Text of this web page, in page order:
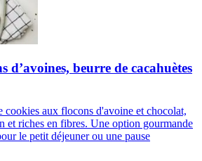
d’avoines, beurre de cacahuètes
cookies aux flocons d'avoine et chocolat,
et riches en fibres. Une option gourmande
le petit déjeuner ou une pause